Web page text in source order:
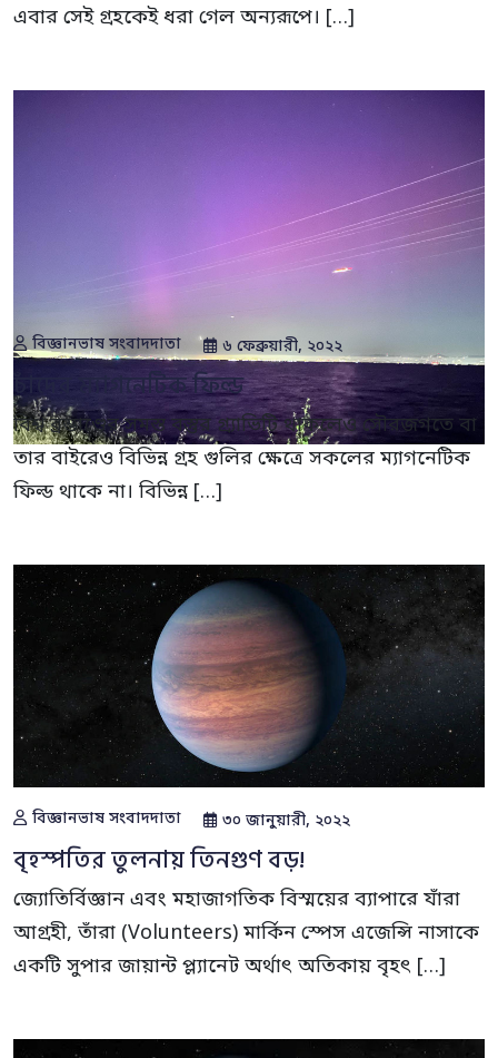
এবার সেই গ্রহকেই ধরা গেল অন্যরূপে। […]
বিজ্ঞানভাষ সংবাদদাতা ৬ ফেব্রুয়ারী, ২০২২
চাঁদের ম্যাগনেটিক ফিল্ড
বিশ্ব ব্রম্ভাণ্ডের সমস্ত বস্তুর গ্র‍্যাভিটি থাকলেও সৌরজগতে বা
তার বাইরেও বিভিন্ন গ্রহ গুলির ক্ষেত্রে সকলের ম্যাগনেটিক
ফিল্ড থাকে না। বিভিন্ন […]
বিজ্ঞানভাষ সংবাদদাতা ৩০ জানুয়ারী, ২০২২
বৃহস্পতির তুলনায় তিনগুণ বড়!
জ্যোতির্বিজ্ঞান এবং মহাজাগতিক বিস্ময়ের ব্যাপারে যাঁরা
আগ্রহী, তাঁরা (Volunteers) মার্কিন স্পেস এজেন্সি নাসাকে
একটি সুপার জায়ান্ট প্ল্যানেট অর্থাৎ অতিকায় বৃহৎ […]